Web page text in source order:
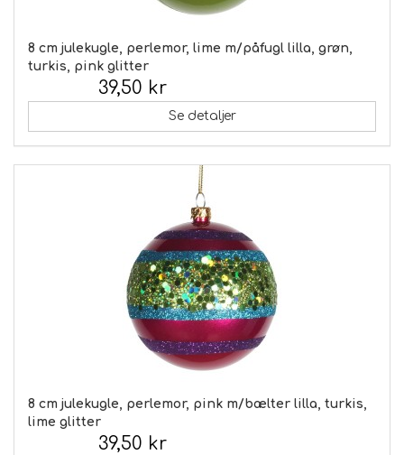
8 cm julekugle, perlemor, lime m/påfugl lilla, grøn,
turkis, pink glitter
39,50 kr
Se detaljer
8 cm julekugle, perlemor, pink m/bælter lilla, turkis,
lime glitter
39,50 kr